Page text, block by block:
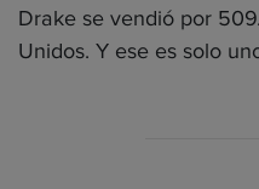
Drake se vendió por
Unidos. Y ese es solo